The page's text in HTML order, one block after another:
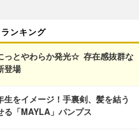
ンキング
っとやわらか発光☆ 存在感抜群な
登場
生をイメージ！手裏剣、髪を結う
「MAYLA」パンプス